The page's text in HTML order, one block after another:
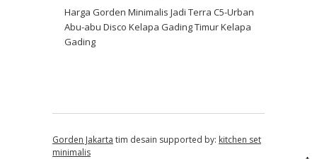
Harga Gorden Minimalis Jadi Terra C5-Urban
Abu-abu Disco Kelapa Gading Timur Kelapa
Gading
Gorden Jakarta tim desain supported by: kitchen set
minimalis